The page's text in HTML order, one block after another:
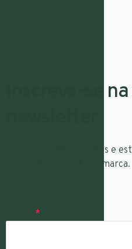
Inscreva-se
Fique a par de conceitos e
que pode aplicar à sua marca.
*